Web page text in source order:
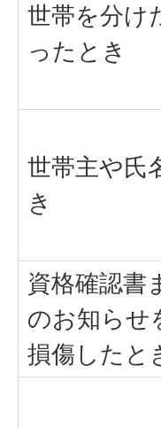
世帯を分け
ったとき
世帯主や氏
き
資格確認書
のお知らせ
損傷したと